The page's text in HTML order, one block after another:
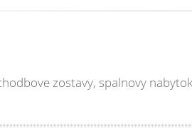
zostavy, spalnovy